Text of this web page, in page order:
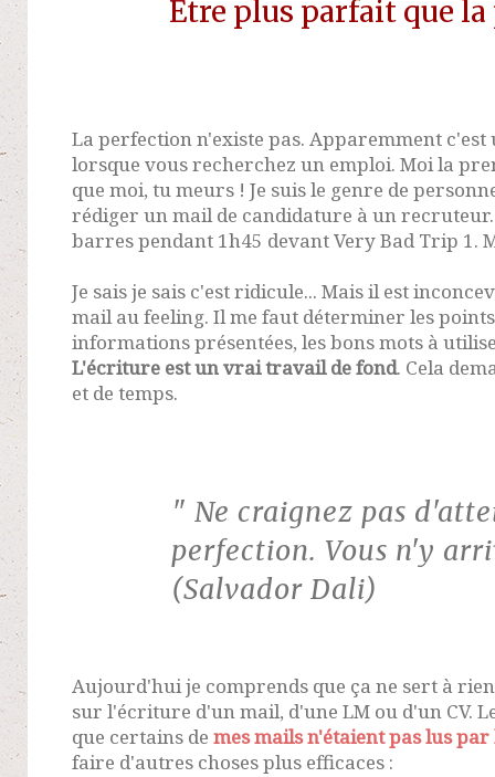
Être plus parfait que
La perfection n'existe pas. Apparemment c'est
lorsque vous recherchez un emploi. Moi la
que moi, tu meurs ! Je suis le genre de
rédiger un mail de candidature à un recruteur.
barres pendant 1h45 devant Very Bad Trip 1.
Je sais je sais c'est ridicule... Mais il est
mail au feeling. Il me faut déterminer les
informations présentées, les bons mots à
L'écriture est un vrai travail de fond. Cela
et de temps.
" Ne craignez pas
perfection. Vous n'y
(Salvador Dali)
Aujourd'hui je comprends que ça ne sert à
sur l'écriture d'un mail, d'une LM ou d'un CV.
que certains de mes mails n'étaient pas lus
faire d'autres choses plus efficaces :